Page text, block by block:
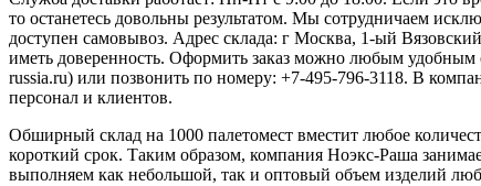
то останетесь довольны результатом. Мы сотрудничаем
доступен самовывоз. Адрес склада: г Москва, 1-ый
иметь доверенность. Оформить заказ можно любым удобным
russia.ru) или позвонить по номеру: +7-495-796-3118. В
персонал и клиентов.
Обширный склад на 1000 палетомест вместит любое
короткий срок. Таким образом, компания Ноэкс-Раша
выполняем как небольшой, так и оптовый объем изделий